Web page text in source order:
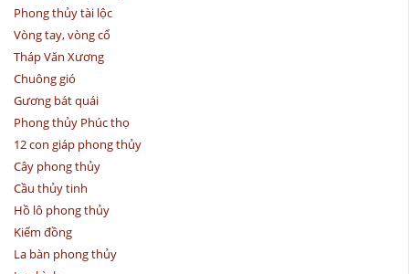
Phong thủy tài lộc
Vòng tay, vòng cổ
Tháp Văn Xương
Chuông gió
Gương bát quái
Phong thủy Phúc thọ
12 con giáp phong thủy
Cây phong thủy
Cầu thủy tinh
Hồ lô phong thủy
Kiếm đồng
La bàn phong thủy